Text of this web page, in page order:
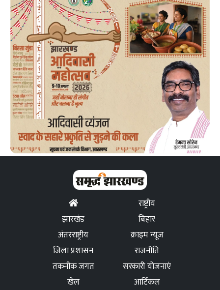
राष्ट्रीय
झारखंड
बिहार
अंतरराष्ट्रीय
क्राइम न्यूज
जिला प्रशासन
राजनीति
तकनीक जगत
सरकारी योजनाएं
खेल
आर्टिकल